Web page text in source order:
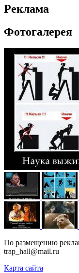
Реклама
Фотогалерея
По размещению
trap_hall@mail.ru
Карта сайта